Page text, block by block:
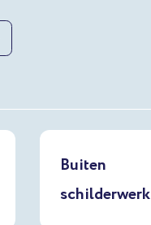
Buiten
schilderwerk